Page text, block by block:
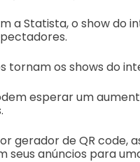
a Statista, o show do
tornam os shows do
esperar um
gerador de QR code,
seus anúncios para